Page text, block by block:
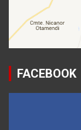
FACEBOOK